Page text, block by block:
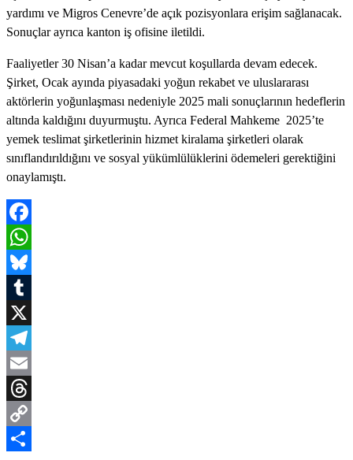
yardımı ve Migros Cenevre’de açık pozisyonlara erişim sağlanacak.
Sonuçlar ayrıca kanton iş ofisine iletildi.
Faaliyetler 30 Nisan’a kadar mevcut koşullarda devam edecek.
Şirket, Ocak ayında piyasadaki yoğun rekabet ve uluslararası
aktörlerin yoğunlaşması nedeniyle 2025 mali sonuçlarının hedeflerin
altında kaldığını duyurmuştu. Ayrıca Federal Mahkeme 2025’te
yemek teslimat şirketlerinin hizmet kiralama şirketleri olarak
sınıflandırıldığını ve sosyal yükümlülüklerini ödemeleri gerektiğini
onaylamıştı.
Facebook
WhatsApp
Bluesky
Tumblr
X
Telegram
Email
Threads
Copy